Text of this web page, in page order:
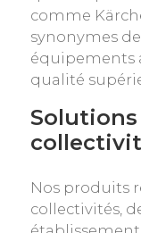
comme
synonymes
équipements
qualité
Nos produits
collectivités,